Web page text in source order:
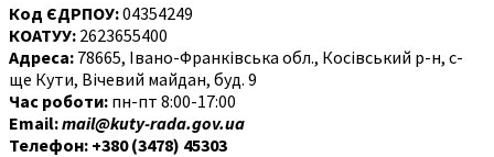
Код ЄДРПОУ:04354249
КОАТУУ: 2623655400
Адреса: 78665, Івано-Франківська обл., Косівський р-н, с-
ще Кути, Вічевий майдан, буд. 9
Час роботи: пн-пт 8:00-17:00
Email:mail@kuty-rada.gov.ua
Телефон: +380 (3478) 45303